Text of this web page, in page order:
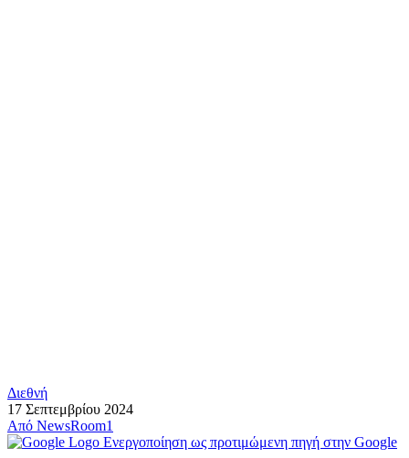
Διεθνή
17 Σεπτεμβρίου 2024
Από NewsRoom1
Ενεργοποίηση ως προτιμώμενη πηγή στην Google